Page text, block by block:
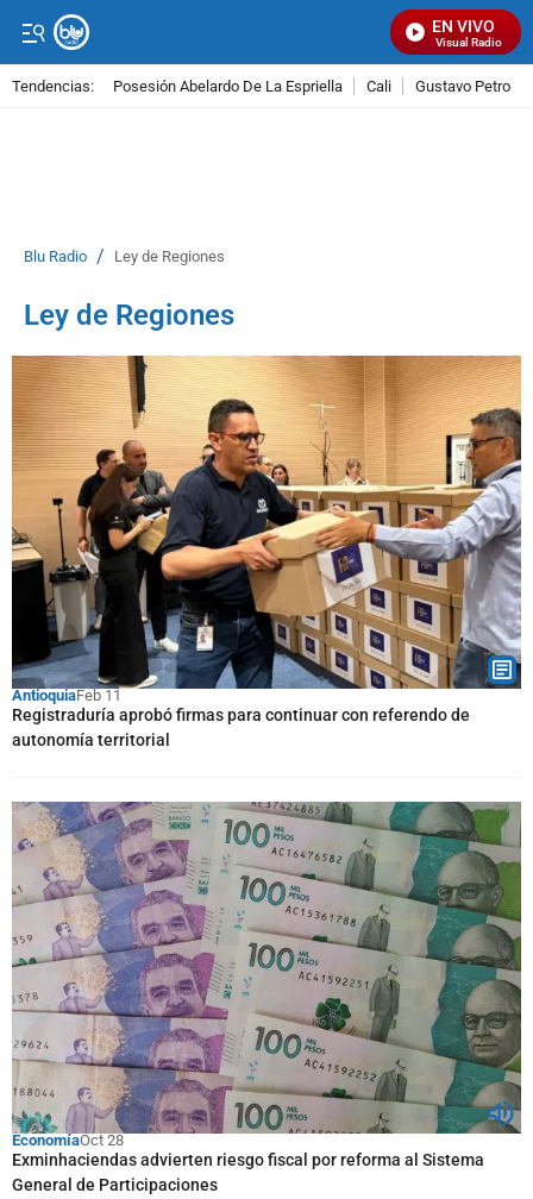
EN VIVO
Señal Visual Radio
Tendencias: Posesión Abelardo De La Espriella Cali Gustavo Petro
Blu Radio / Ley de Regiones
Ley de Regiones
AntioquiaFeb 11
Registraduría aprobó firmas para continuar con referendo de
autonomía territorial
EconomíaOct 28
Exminhaciendas advierten riesgo fiscal por reforma al Sistema
General de Participaciones